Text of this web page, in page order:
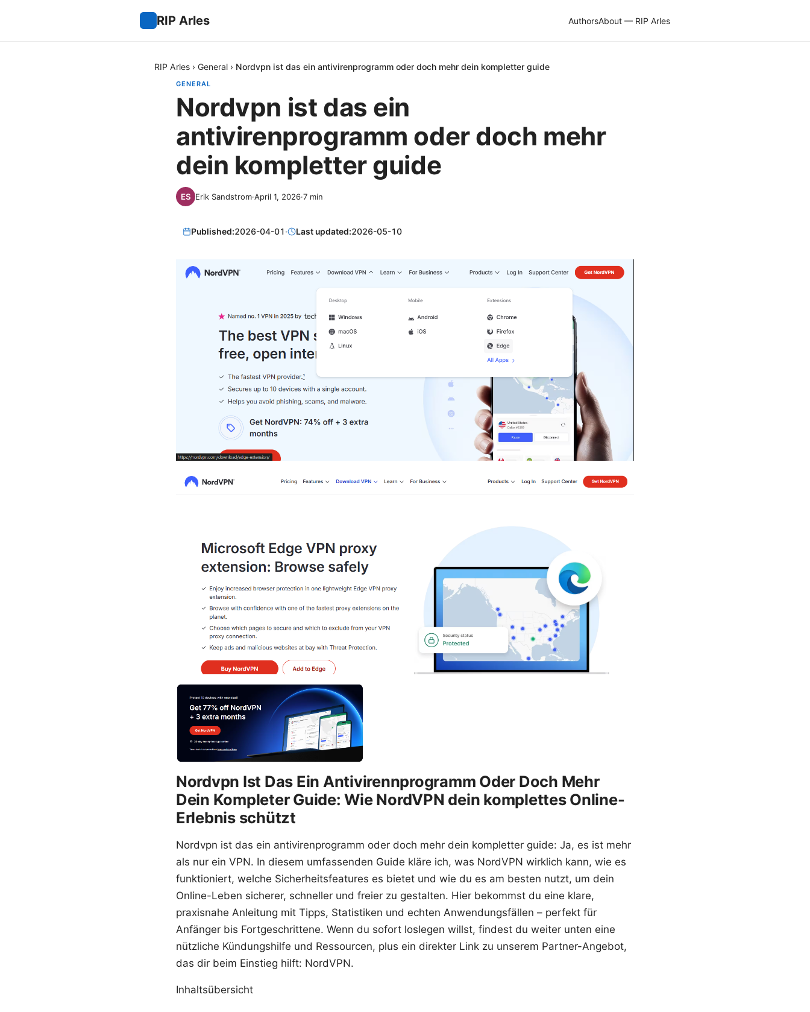
RIP Arles AuthorsAbout — RIP Arles
RIP Arles › General › Nordvpn ist das ein antivirenprogramm oder doch mehr dein kompletter guide
GENERAL
Nordvpn ist das ein
antivirenprogramm oder doch mehr
dein kompletter guide
Erik Sandstrom·April 1, 2026·7 min
Published:2026-04-01· Last updated:2026-05-10
Nordvpn Ist Das Ein Antivirennprogramm Oder Doch Mehr
Dein Kompleter Guide: Wie NordVPN dein komplettes Online-
Erlebnis schützt
Nordvpn ist das ein antivirenprogramm oder doch mehr dein kompletter guide: Ja, es ist mehr
als nur ein VPN. In diesem umfassenden Guide kläre ich, was NordVPN wirklich kann, wie es
funktioniert, welche Sicherheitsfeatures es bietet und wie du es am besten nutzt, um dein
Online-Leben sicherer, schneller und freier zu gestalten. Hier bekommst du eine klare,
praxisnahe Anleitung mit Tipps, Statistiken und echten Anwendungsfällen – perfekt für
Anfänger bis Fortgeschrittene. Wenn du sofort loslegen willst, findest du weiter unten eine
nützliche Kündungshilfe und Ressourcen, plus ein direkter Link zu unserem Partner-Angebot,
das dir beim Einstieg hilft: NordVPN.
Inhaltsübersicht